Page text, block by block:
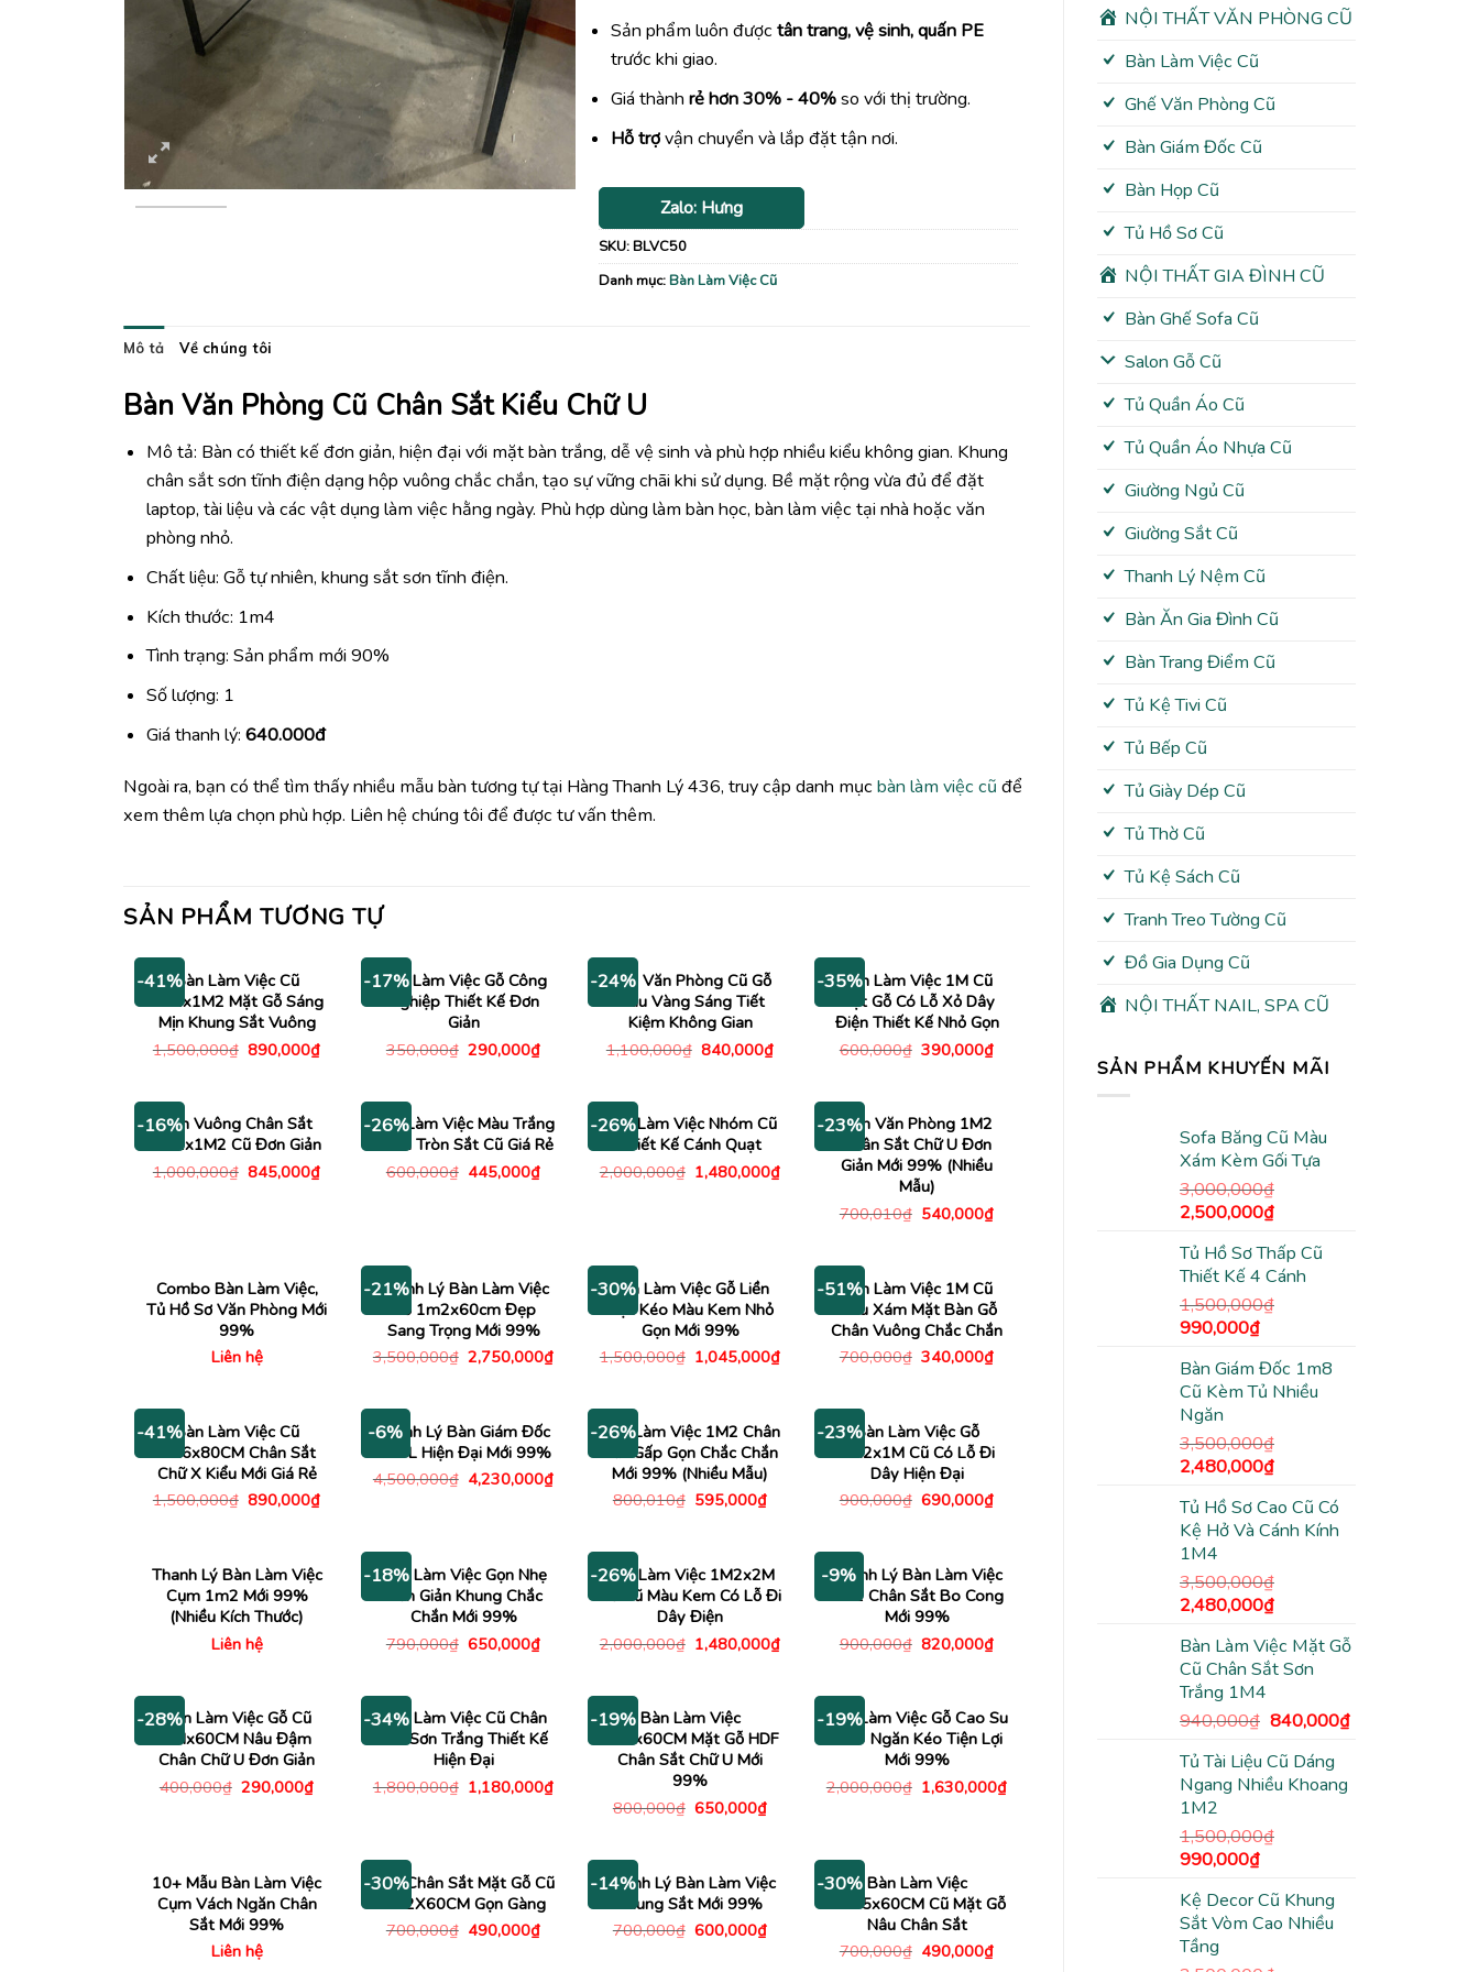
NỘI THẤT VĂN PHÒNG CŨ
Bàn Làm Việc Cũ
Ghế Văn Phòng Cũ
Bàn Giám Đốc Cũ
Bàn Họp Cũ
Tủ Hồ Sơ Cũ
NỘI THẤT GIA ĐÌNH CŨ
Bàn Ghế Sofa Cũ
Salon Gỗ Cũ
Tủ Quần Áo Cũ
Tủ Quần Áo Nhựa Cũ
Giường Ngủ Cũ
Giường Sắt Cũ
Thanh Lý Nệm Cũ
Bàn Ăn Gia Đình Cũ
Bàn Trang Điểm Cũ
Tủ Kệ Tivi Cũ
Tủ Bếp Cũ
Tủ Giày Dép Cũ
Tủ Thờ Cũ
Tủ Kệ Sách Cũ
Tranh Treo Tường Cũ
Đồ Gia Dụng Cũ
NỘI THẤT NAIL, SPA CŨ
SẢN PHẨM KHUYẾN MÃI
Sofa Băng Cũ Màu
Xám Kèm Gối Tựa
3,000,000₫
Giá
là:
3,000,000₫.
2,500,000₫Giá
tại
là:
2,500,000₫.
Tủ Hồ Sơ Thấp Cũ
Thiết Kế 4 Cánh
1,500,000₫
Giá
là:
1,500,000₫.
990,000₫Giá
tại
là:
Bàn Giám Đốc 1m8
Cũ Kèm Tủ Nhiều
Ngăn
3,500,000₫
Giá
là:
3,500,000₫.
2,480,000₫Giá
tại
là:
Tủ Hồ Sơ Cao Cũ Có
Kệ Hở Và Cánh Kính
1M4
3,500,000₫
Giá
là:
3,500,000₫.
2,480,000₫Giá
tại
là:
Bàn Làm Việc Mặt Gỗ
Cũ Chân Sắt Sơn
Trắng 1M4
940,000₫ Giá
là:
940,000₫.
840,000₫Giá
Tủ Tài Liệu Cũ Dáng
Ngang Nhiều Khoang
1M2
1,500,000₫
Giá
là:
1,500,000₫.
990,000₫Giá
tại
là:
Kệ Decor Cũ Khung
Sắt Vòm Cao Nhiều
Tầng
Sản phẩm luôn đượctân trang, vệ sinh, quấn PE
trước khi giao.
Giá thànhrẻ hơn 30% - 40%so với thị trường.
Hỗ trợvận chuyển và lắp đặt tận nơi.
Zalo: Hưng
SKU:BLVC50
Danh mục:Bàn Làm Việc Cũ
Mô tả Về chúng tôi
Bàn Văn Phòng Cũ Chân Sắt Kiểu Chữ U
Mô tả: Bàn có thiết kế đơn giản, hiện đại với mặt bàn trắng, dễ vệ sinh và phù hợp nhiều kiểu không gian. Khung
chân sắt sơn tĩnh điện dạng hộp vuông chắc chắn, tạo sự vững chãi khi sử dụng. Bề mặt rộng vừa đủ để đặt
laptop, tài liệu và các vật dụng làm việc hằng ngày. Phù hợp dùng làm bàn học, bàn làm việc tại nhà hoặc văn
phòng nhỏ.
Chất liệu: Gỗ tự nhiên, khung sắt sơn tĩnh điện.
Kích thước: 1m4
Tình trạng: Sản phẩm mới 90%
Số lượng: 1
Giá thanh lý: 640.000đ
Ngoài ra, bạn có thể tìm thấy nhiều mẫu bàn tương tự tại Hàng Thanh Lý 436, truy cập danh mục bàn làm việc cũ để
xem thêm lựa chọn phù hợp. Liên hệ chúng tôi để được tư vấn thêm.
SẢN PHẨM TƯƠNG TỰ
-41%Bàn Làm Việc Cũ
1M2x1M2 Mặt Gỗ Sáng
Mịn Khung Sắt Vuông
1,500,000₫ Giá
890,000₫Giá
890,000₫.
-17%
Bàn Làm Việc Gỗ Công
Nghiệp Thiết Kế Đơn
Giản
350,000₫ Giá
290,000₫Giá
290,000₫.
-24%
Bàn Văn Phòng Cũ Gỗ
Màu Vàng Sáng Tiết
Kiệm Không Gian
1,100,000₫ Giá
840,000₫Giá
840,000₫.
-35%Bàn Làm Việc 1M Cũ
Mặt Gỗ Có Lỗ Xỏ Dây
Điện Thiết Kế Nhỏ Gọn
600,000₫ Giá
390,000₫Giá
-16%Bàn Vuông Chân Sắt
1M2x1M2 Cũ Đơn Giản
1,000,000₫ Giá
845,000₫Giá
-26%
Bàn Làm Việc Màu Trắng
Chân Tròn Sắt Cũ Giá Rẻ
600,000₫ Giá
445,000₫Giá
-26%
Bàn Làm Việc Nhóm Cũ
Thiết Kế Cánh Quạt
2,000,000₫ Giá
gốc
1,480,000₫Giá
-23%Bàn Văn Phòng 1M2
Chân Sắt Chữ U Đơn
Giản Mới 99% (Nhiều
Mẫu)
700,010₫ Giá
540,000₫Giá
Combo Bàn Làm Việc,
Tủ Hồ Sơ Văn Phòng Mới
99%
Liên hệ
-21%
Thanh Lý Bàn Làm Việc
Gỗ 1m2x60cm Đẹp
Sang Trọng Mới 99%
3,500,000₫ Giá
gốc
2,750,000₫Giá
2,750,000₫.
-30%
Bàn Làm Việc Gỗ Liền
Hộc Kéo Màu Kem Nhỏ
Gọn Mới 99%
1,500,000₫ Giá
gốc
1,045,000₫Giá
1,045,000₫.
-51%Bàn Làm Việc 1M Cũ
Màu Xám Mặt Bàn Gỗ
Chân Vuông Chắc Chắn
700,000₫ Giá
340,000₫Giá
-41%Bàn Làm Việc Cũ
1M6x80CM Chân Sắt
Chữ X Kiểu Mới Giá Rẻ
1,500,000₫ Giá
890,000₫Giá
890,000₫.
-6%
Thanh Lý Bàn Giám Đốc
Góc L Hiện Đại Mới 99%
4,500,000₫ Giá
gốc
4,230,000₫Giá
-26%
Bàn Làm Việc 1M2 Chân
Sắt Gấp Gọn Chắc Chắn
Mới 99% (Nhiều Mẫu)
800,010₫ Giá
595,000₫Giá
595,000₫.
-23%Bàn Làm Việc Gỗ
1M2x1M Cũ Có Lỗ Đi
Dây Hiện Đại
900,000₫ Giá
690,000₫Giá
Thanh Lý Bàn Làm Việc
Cụm 1m2 Mới 99%
(Nhiều Kích Thước)
Liên hệ
-18%
Bàn Làm Việc Gọn Nhẹ
Đơn Giản Khung Chắc
Chắn Mới 99%
790,000₫ Giá
650,000₫Giá
650,000₫.
-26%
Bàn Làm Việc 1M2x2M
Gỗ Cũ Màu Kem Có Lỗ Đi
Dây Điện
2,000,000₫ Giá
gốc
1,480,000₫Giá
1,480,000₫.
-9%
Thanh Lý Bàn Làm Việc
1M2 Chân Sắt Bo Cong
Mới 99%
900,000₫ Giá
820,000₫Giá
-28%Bàn Làm Việc Gỗ Cũ
1Mx60CM Nâu Đậm
Chân Chữ U Đơn Giản
400,000₫ Giá
290,000₫Giá
-34%
Bàn Làm Việc Cũ Chân
Sắt Sơn Trắng Thiết Kế
Hiện Đại
1,800,000₫ Giá
gốc
1,180,000₫Giá
-19% Bàn Làm Việc
1M2x60CM Mặt Gỗ HDF
Chân Sắt Chữ U Mới
99%
800,000₫ Giá
650,000₫Giá
650,000₫.
-19%
Bàn Làm Việc Gỗ Cao Su
Có 3 Ngăn Kéo Tiện Lợi
Mới 99%
2,000,000₫ Giá
gốc
1,630,000₫Giá
10+ Mẫu Bàn Làm Việc
Cụm Vách Ngăn Chân
Sắt Mới 99%
Liên hệ
-30%
Bàn Chân Sắt Mặt Gỗ Cũ
1M2X60CM Gọn Gàng
700,000₫ Giá
490,000₫Giá
-14%
Thanh Lý Bàn Làm Việc
Khung Sắt Mới 99%
700,000₫ Giá
600,000₫Giá
-30% Bàn Làm Việc
1M35x60CM Cũ Mặt Gỗ
Nâu Chân Sắt
700,000₫ Giá
490,000₫Giá